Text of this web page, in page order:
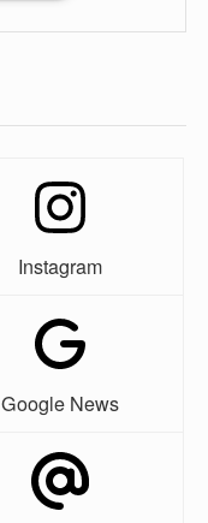
Instagram
Google News